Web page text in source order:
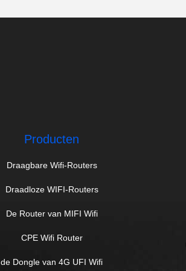
Producten
Draagbare Wifi-Routers
Draadloze WIFI-Routers
De Router van MIFI Wifi
CPE Wifi Router
de Dongle van 4G UFI Wifi